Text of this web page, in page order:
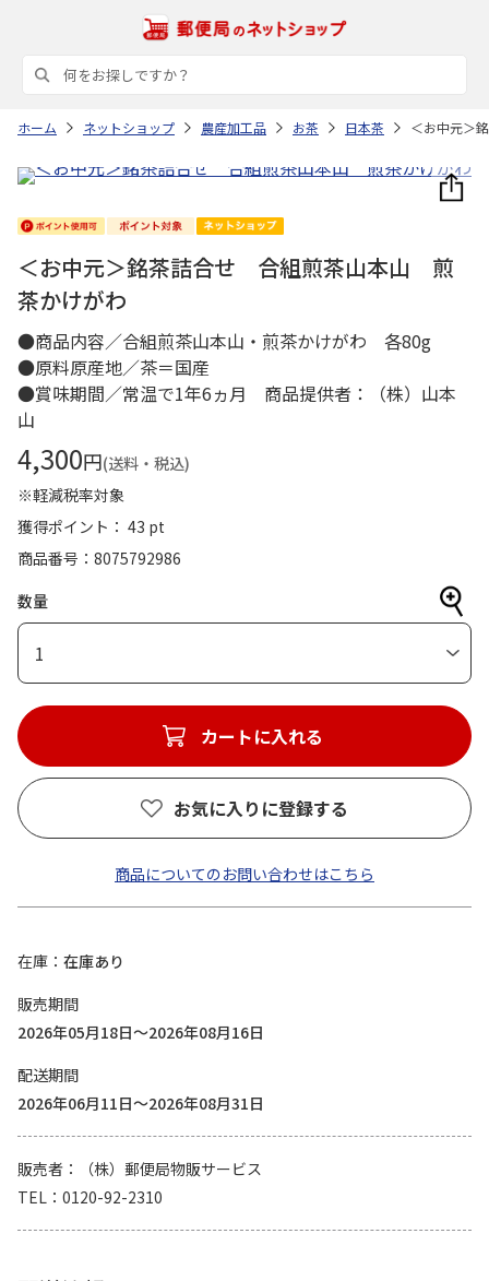
ホーム ネットショップ 農産加工品 お茶 日本茶 ＜お中元＞
＜お中元＞銘茶詰合せ 合組煎茶山本山 煎
茶かけがわ
●商品内容／合組煎茶山本山・煎茶かけがわ 各80g
●原料原産地／茶＝国産
●賞味期間／常温で1年6ヵ月 商品提供者：（株）山本
山
4,300円(送料・税込)
※軽減税率対象
獲得ポイント： 43 pt
商品番号
8075792986
数量
1
カートに入れる
お気に入りに登録する
商品についてのお問い合わせはこちら
在庫
在庫あり
販売期間
2026年05月18日～2026年08月16日
配送期間
2026年06月11日～2026年08月31日
販売者
（株）郵便局物販サービス
TEL
0120-92-2310